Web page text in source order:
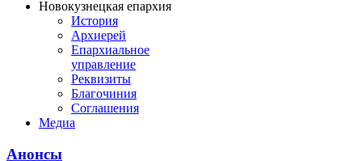
Новокузнецкая епархия
История
Архиерей
Епархиальное
управление
Реквизиты
Благочиния
Соглашения
Медиа
Анонсы